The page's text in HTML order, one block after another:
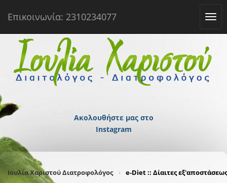
Επικοινωνία: 2310234077
Ακολουθήστε μας στο
Instagram
Ιουλία Χαριστού Διατροφολόγος e-Diet :: Δίαιτες εξ'αποστάσεως